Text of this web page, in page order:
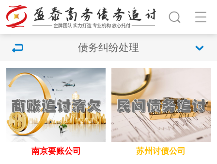
债务纠纷处理
南京要账公司 苏州讨债公司